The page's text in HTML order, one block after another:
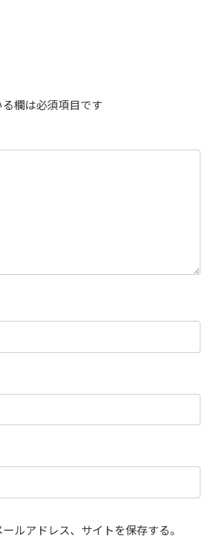
欄は必須項目です
ルアドレス、サイトを保存する。